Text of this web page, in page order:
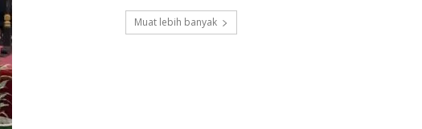
Muat lebih banyak